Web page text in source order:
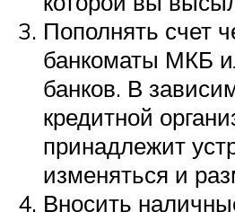
Пополнять счет
банкоматы МКБ
банков. В
кредитной
принадлежит
изменяться и
Вносить